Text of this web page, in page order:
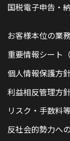
国税電子申告・
お客様本位の業
重要情報シート
個人情報保護方
利益相反管理方
リスク・手数料
反社会的勢力へ